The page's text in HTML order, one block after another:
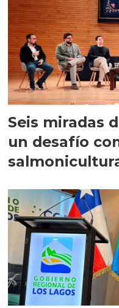
Seis miradas
un desafío